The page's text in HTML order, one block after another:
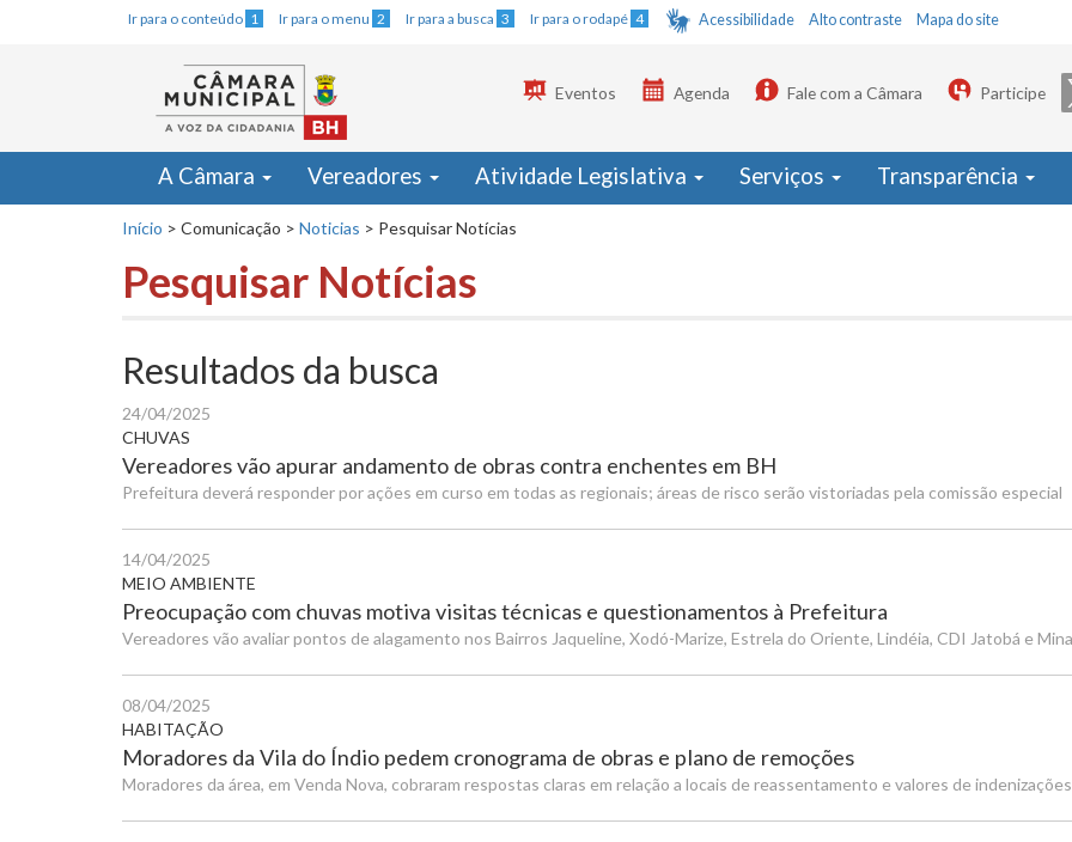
Ir para o conteúdo 1 Ir para o menu 2 Ir para a busca 3 Ir para o rodapé 4 Acessibilidade Alto contraste Mapa do site
Eventos Agenda Fale com a Câmara Participe
A Câmara Vereadores Atividade Legislativa Serviços Transparência
Início > Comunicação > Noticias > Pesquisar Notícias
Pesquisar Notícias
Resultados da busca
24/04/2025
CHUVAS
Vereadores vão apurar andamento de obras contra enchentes em BH
Prefeitura deverá responder por ações em curso em todas as regionais; áreas de risco serão vistoriadas pela comissão especial
14/04/2025
MEIO AMBIENTE
Preocupação com chuvas motiva visitas técnicas e questionamentos à Prefeitura
Vereadores vão avaliar pontos de alagamento nos Bairros Jaqueline, Xodó-Marize, Estrela do Oriente, Lindéia, CDI Jatobá e
08/04/2025
HABITAÇÃO
Moradores da Vila do Índio pedem cronograma de obras e plano de remoções
Moradores da área, em Venda Nova, cobraram respostas claras em relação a locais de reassentamento e valores de indenizações